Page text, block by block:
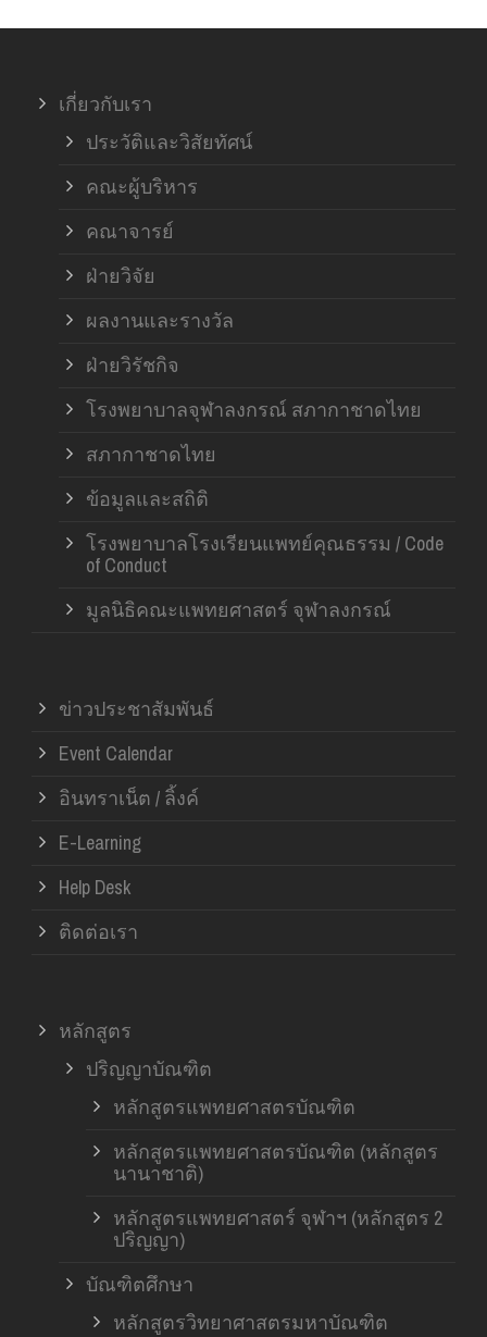
เกี่ยวกับเรา
ประวัติและวิสัยทัศน์
คณะผู้บริหาร
คณาจารย์
ฝ่ายวิจัย
ผลงานและรางวัล
ฝ่ายวิรัชกิจ
โรงพยาบาลจุฬาลงกรณ์ สภากาชาดไทย
สภากาชาดไทย
ข้อมูลและสถิติ
โรงพยาบาลโรงเรียนแพทย์คุณธรรม / Code
of Conduct
มูลนิธิคณะแพทยศาสตร์ จุฬาลงกรณ์
ข่าวประชาสัมพันธ์
Event Calendar
อินทราเน็ต / ลิ้งค์
E-Learning
Help Desk
ติดต่อเรา
หลักสูตร
ปริญญาบัณฑิต
หลักสูตรแพทยศาสตรบัณฑิต
หลักสูตรแพทยศาสตรบัณฑิต (หลักสูตร
นานาชาติ)
หลักสูตรแพทยศาสตร์ จุฬาฯ (หลักสูตร 2
ปริญญา)
บัณฑิตศึกษา
หลักสูตรวิทยาศาสตรมหาบัณฑิต